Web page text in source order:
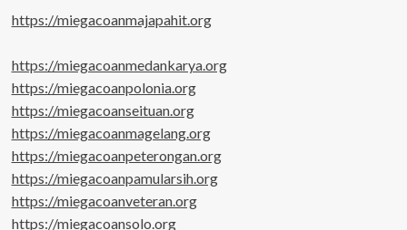
https://miegacoanmajapahit.org
https://miegacoanmedankarya.org
https://miegacoanpolonia.org
https://miegacoanseituan.org
https://miegacoanmagelang.org
https://miegacoanpeterongan.org
https://miegacoanpamularsih.org
https://miegacoanveteran.org
https://miegacoansolo.org